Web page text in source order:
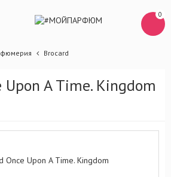
0
Brocard
Upon A Time. Kingdom